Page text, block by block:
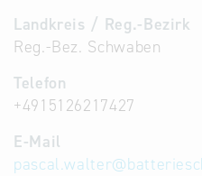
Landkreis / Reg.-Bezirk
Reg.-Bez. Schwaben
Telefon
+4915126217427
E-Mail
pascal.walter@